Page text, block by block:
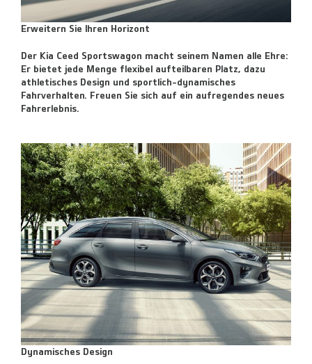
Erweitern Sie Ihren Horizont
Der Kia Ceed Sportswagon macht seinem Namen alle Ehre:
Er bietet jede Menge flexibel aufteilbaren Platz, dazu
athletisches Design und sportlich-dynamisches
Fahrverhalten. Freuen Sie sich auf ein aufregendes neues
Fahrerlebnis.
Dynamisches Design